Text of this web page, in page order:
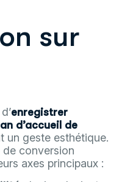
sur
enregistrer
d’accueil de
un geste esthétique.
de conversion
axes principaux :